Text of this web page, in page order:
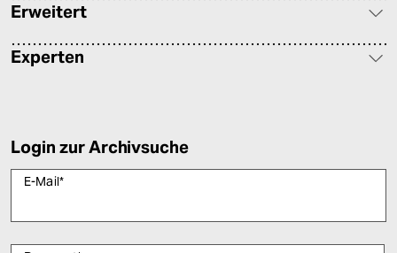
Erweitert
Experten
Login zur Archivsuche
E-Mail*